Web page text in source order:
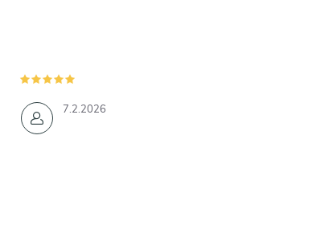
7.2.2026